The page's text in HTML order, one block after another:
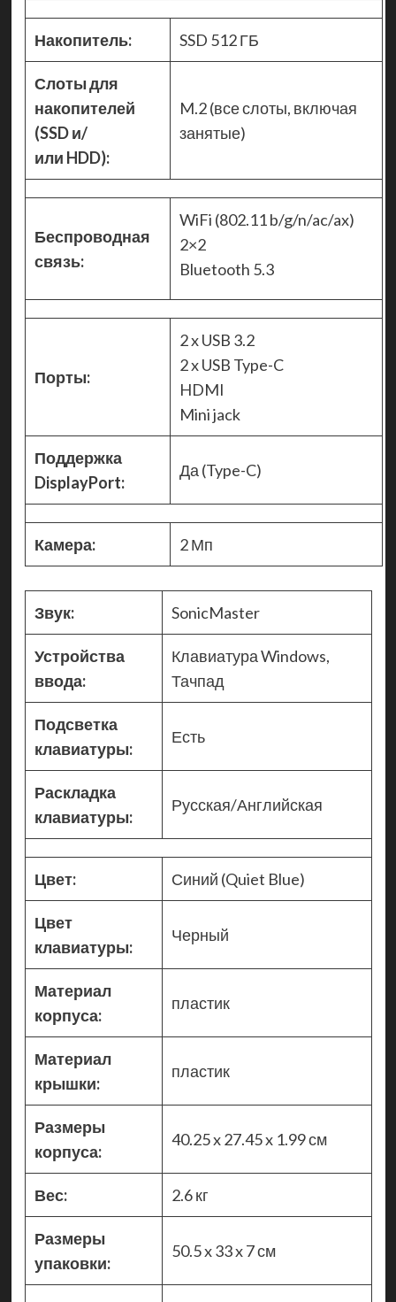
Накопитель: SSD 512 ГБ
Слоты для
накопителей
(SSD и/
или HDD):
M.2 (все слоты, включая
занятые)
Беспроводная
связь:
WiFi (802.11 b/g/n/ac/ax)
2×2
Bluetooth 5.3
Порты:
2 x USB 3.2
2 x USB Type-C
HDMI
Mini jack
Поддержка
DisplayPort:
Да (Type-C)
Камера: 2 Мп
Звук: SonicMaster
Устройства
ввода:
Клавиатура Windows,
Тачпад
Подсветка
клавиатуры:
Есть
Раскладка
клавиатуры:
Русская/Английская
Цвет: Синий (Quiet Blue)
Цвет
клавиатуры:
Черный
Материал
корпуса:
пластик
Материал
крышки:
пластик
Размеры
корпуса:
40.25 x 27.45 x 1.99 см
Вес: 2.6 кг
Размеры
упаковки:
50.5 x 33 x 7 см